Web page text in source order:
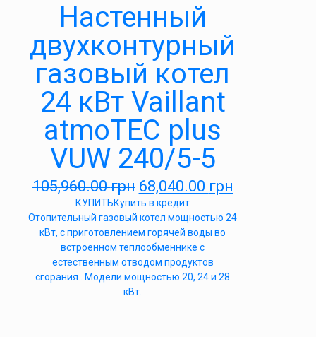
Настенный
двухконтурный
газовый котел
24 кВт Vaillant
atmoTEC plus
VUW 240/5-5
105,960.00грн 68,040.00 грн
КУПИТЬКупить в кредит
Отопительный газовый котел мощностью 24
кВт, с приготовлением горячей воды во
встроенном теплообменнике с
естественным отводом продуктов
сгорания.. Модели мощностью 20, 24 и 28
кВт.